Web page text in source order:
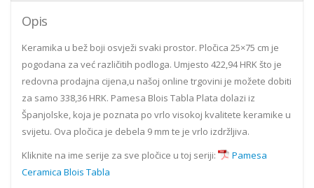
Opis
Keramika u bež boji osvježi svaki prostor. Pločica 25×75 cm je
pogodana za već različitih podloga. Umjesto 422,94 HRK što je
redovna prodajna cijena,u našoj online trgovini je možete dobiti
za samo 338,36 HRK. Pamesa Blois Tabla Plata dolazi iz
Španjolske, koja je poznata po vrlo visokoj kvalitete keramike u
svijetu. Ova pločica je debela 9 mm te je vrlo izdržljiva.
Kliknite na ime serije za sve pločice u toj seriji:
Pamesa
Ceramica Blois Tabla